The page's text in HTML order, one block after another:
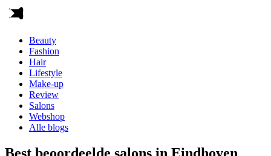
Beauty
Fashion
Hair
Lifestyle
Make-up
Review
Salons
Webshop
Alle blogs